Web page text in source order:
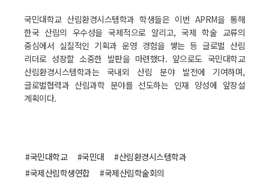
국민대학교 산림환경시스템학과 학생들은 이번 APRM을 통해
한국 산림의 우수성을 국제적으로 알리고, 국제 학술 교류의
중심에서 실질적인 기획과 운영 경험을 쌓는 등 글로벌 산림
리더로 성장할 소중한 발판을 마련했다. 앞으로도 국민대학교
산림환경시스템학과는 국내외 산림 분야 발전에 기여하며,
글로벌협력과 산림과학 분야를 선도하는 인재 양성에 앞장설
계획이다.
#국민대학교 #국민대
#산림환경시스템학과
#국제산림학생연합
#국제산림학술회의